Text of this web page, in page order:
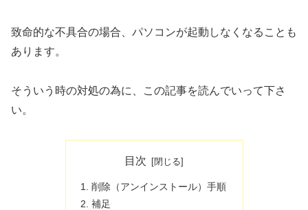
致命的な不具合の場合、 パソコンが起動しなくなる ことも
あります。
そういう時の対処の為に、この記事を読んでいって下さ
い。
目次
削除（アンインストール）手順
補足